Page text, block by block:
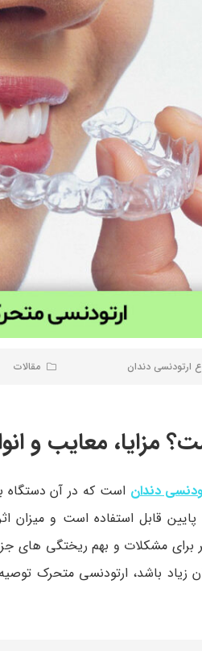
ارتودنسی دندان مقالات
مزایا، معایب و
دندان است که در آن دستگاه
قابل استفاده است و
برای مشکلات و بهم‌ ریختگی های
زیاد باشد، ارتودنسی متحرک